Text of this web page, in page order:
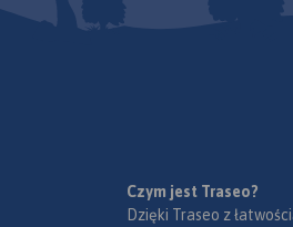
Czym jest Traseo?
Dzięki Traseo z